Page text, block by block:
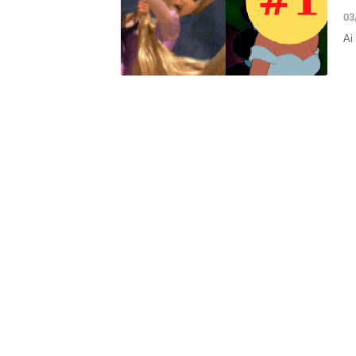
06:24
Thu hút 700
dẫn vốn chủ
06:20
Vì sao ngày
thiết bị giải
06:13
Từ nhà tập
Ai